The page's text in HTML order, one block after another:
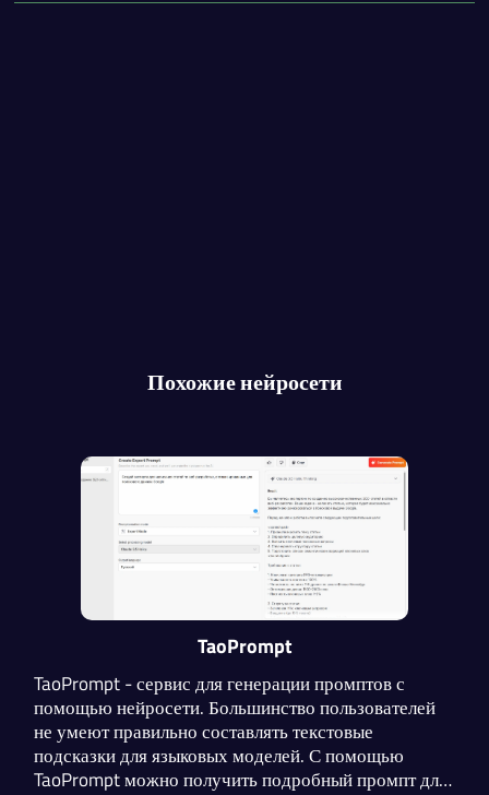
Похожие нейросети
TaoPrompt
TaoPrompt - сервис для генерации промптов с
помощью нейросети. Большинство пользователей
не умеют правильно составлять текстовые
подсказки для языковых моделей. С помощью
TaoPrompt можно получить подробный промпт для